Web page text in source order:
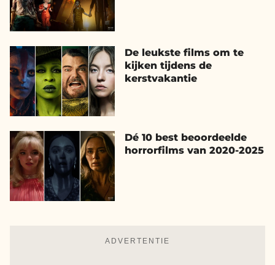
De leukste films om te
kijken tijdens de
kerstvakantie
Dé 10 best beoordeelde
horrorfilms van 2020-2025
ADVERTENTIE